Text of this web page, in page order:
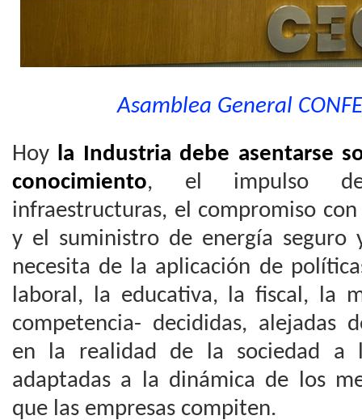
Asamblea General
Hoy la Industria debe asentarse
conocimiento, el impulso
infraestructuras, el compromiso
y el suministro de energía seguro
necesita de la aplicación de
laboral, la educativa, la fiscal, la
competencia- decididas, alejadas
en la realidad de la sociedad a
adaptadas a la dinámica de los
que las empresas compiten.